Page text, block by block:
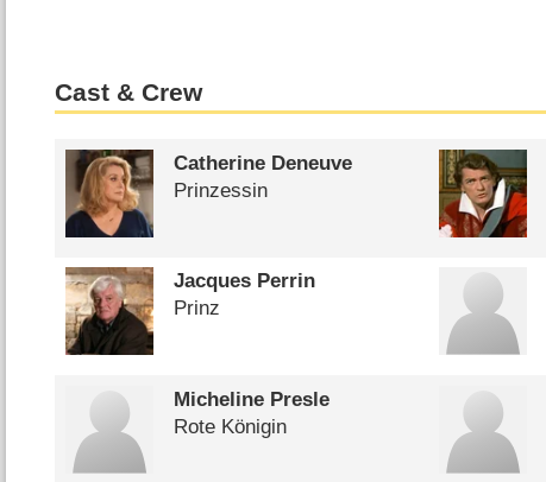
Cast & Crew
Catherine Deneuve
Prinzessin
Jacques Perrin
Prinz
Micheline Presle
Rote Königin